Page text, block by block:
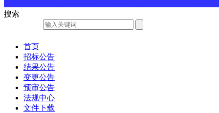
搜索
首页
招标公告
结果公告
变更公告
预审公告
法规中心
文件下载